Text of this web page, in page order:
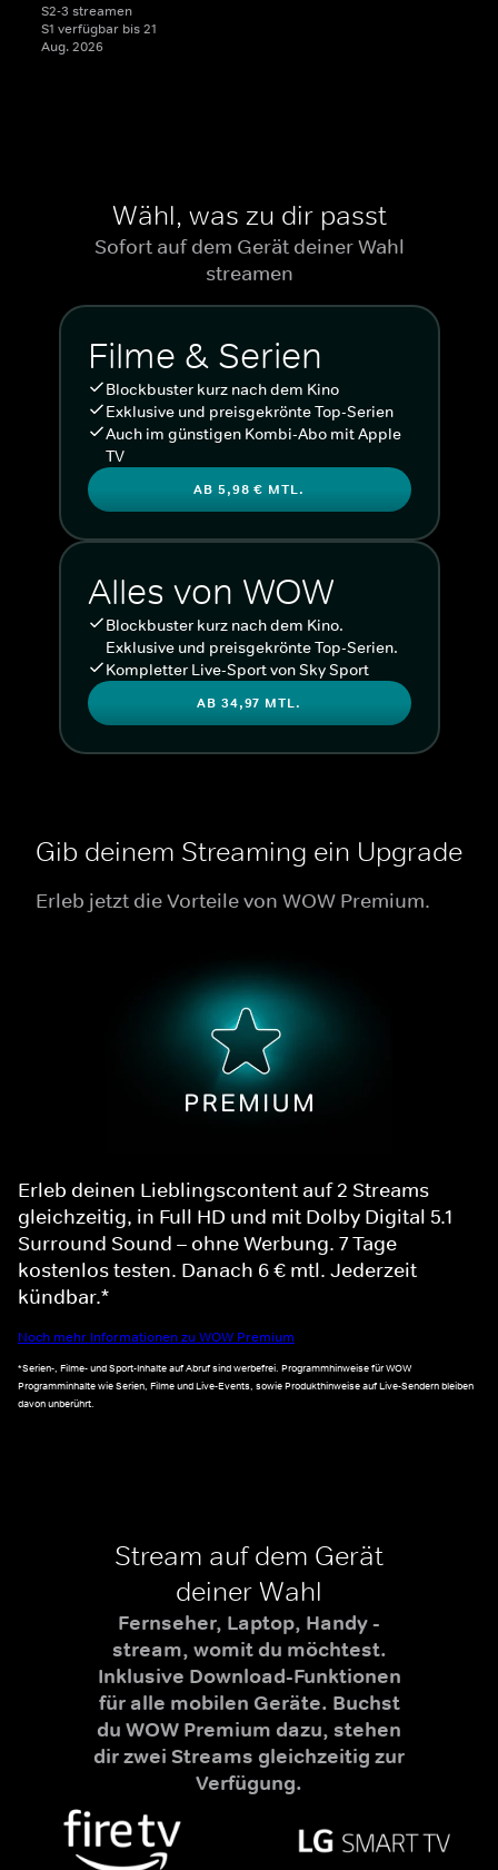
S2-3 streamen
S1 verfügbar bis 21
Aug. 2026
Wähl, was zu dir passt
Sofort auf dem Gerät deiner Wahl
streamen
Filme & Serien
Blockbuster kurz nach dem Kino
Exklusive und preisgekrönte Top-Serien
Auch im günstigen Kombi-Abo mit Apple
TV
AB 5,98 € MTL.
Alles von WOW
Blockbuster kurz nach dem Kino.
Exklusive und preisgekrönte Top-Serien.
Kompletter Live-Sport von Sky Sport
AB 34,97 MTL.
Gib deinem Streaming ein Upgrade
Erleb jetzt die Vorteile von WOW Premium.
Erleb deinen Lieblingscontent auf 2 Streams
gleichzeitig, in Full HD und mit Dolby Digital 5.1
Surround Sound – ohne Werbung. 7 Tage
kostenlos testen. Danach 6 € mtl. Jederzeit
kündbar.*
Noch mehr Informationen zu WOW Premium
*Serien-, Filme- und Sport-Inhalte auf Abruf sind werbefrei. Programmhinweise für WOW
Programminhalte wie Serien, Filme und Live-Events, sowie Produkthinweise auf Live-Sendern bleiben
davon unberührt.
Stream auf dem Gerät
deiner Wahl
Fernseher, Laptop, Handy -
stream, womit du möchtest.
Inklusive Download-Funktionen
für alle mobilen Geräte. Buchst
du WOW Premium dazu, stehen
dir zwei Streams gleichzeitig zur
Verfügung.